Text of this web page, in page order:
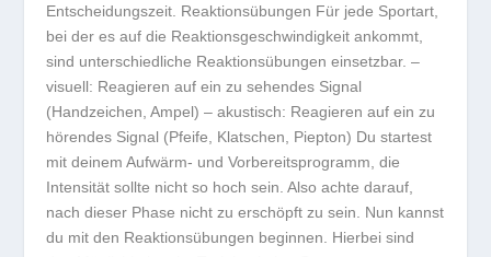
Entscheidungszeit. Reaktionsübungen Für jede Sportart,
bei der es auf die Reaktionsgeschwindigkeit ankommt,
sind unterschiedliche Reaktionsübungen einsetzbar. –
visuell: Reagieren auf ein zu sehendes Signal
(Handzeichen, Ampel) – akustisch: Reagieren auf ein zu
hörendes Signal (Pfeife, Klatschen, Piepton) Du startest
mit deinem Aufwärm- und Vorbereitsprogramm, die
Intensität sollte nicht so hoch sein. Also achte darauf,
nach dieser Phase nicht zu erschöpft zu sein. Nun kannst
du mit den Reaktionsübungen beginnen. Hierbei sind